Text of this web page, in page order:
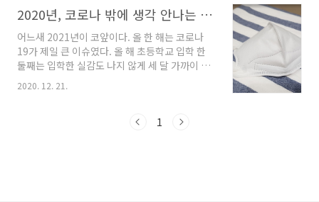
2020년, 코로나 밖에 생각 안나는 한 해
어느새 2021년이 코앞이다. 올 한 해는 코로나
19가 제일 큰 이슈였다. 올 해 초등학교 입학 한
둘째는 입학한 실감도 나지 않게 세 달 가까이 학
교에 가지 못 했다. 남편은 처음으로 재택근무를
했고, 아이들은 처음으로 학교에 가지 못 하고 온
차오르게 운동을 할 때에도 마스크를 할 수 밖에
2020. 12. 21.
1